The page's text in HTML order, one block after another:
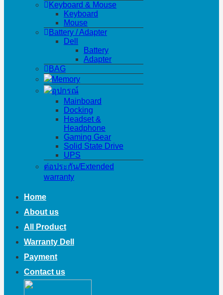
Keyboard & Mouse
Keyboard
Mouse
Battery / Adapter
Dell
Battery
Adapter
BAG
Memory
อุปกรณ์
Mainboard
Docking
Headset &
Headphone
Gaming Gear
Solid State Drive
UPS
ต่อประกัน/Extended
warranty
Home
About us
All Product
Warranty Dell
Payment
Contact us